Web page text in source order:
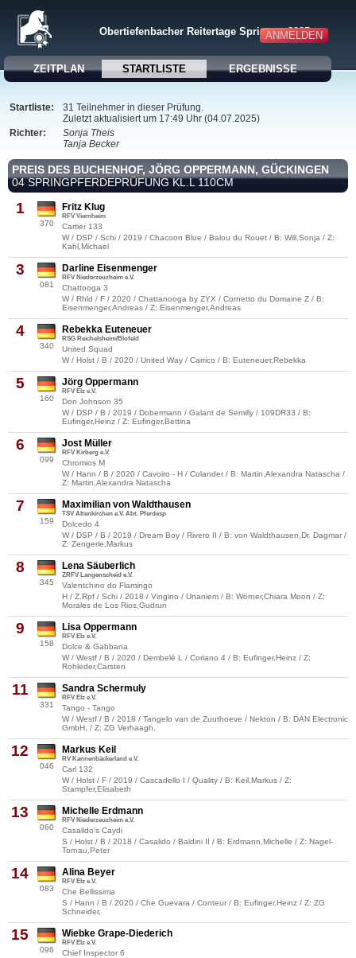
ANMELDEN
Obertiefenbacher Reitertage Springen 2025
ZEITPLAN STARTLISTE ERGEBNISSE
Startliste:
31 Teilnehmer in dieser Prüfung.
Zuletzt aktualisiert um 17:49 Uhr (04.07.2025)
Richter:
Sonja Theis
Tanja Becker
PREIS DES BUCHENHOF, JÖRG OPPERMANN, GÜCKINGEN
04 SPRINGPFERDEPRÜFUNG KL.L 110CM
1
370
Fritz Klug
RFV Viernheim
Cartier 133
W / DSP / Schi / 2019 / Chacoon Blue / Balou du Rouet / B: Will,Sonja / Z:
Kahl,Michael
3
081
Darline Eisenmenger
RFV Niederzeuzheim e.V.
Chattooga 3
W / Rhld / F / 2020 / Chattanooga by ZYX / Cornetto du Domaine Z / B:
Eisenmenger,Andreas / Z: Eisenmenger,Andreas
4
340
Rebekka Euteneuer
RSG Reichelsheim/Blofeld
United Squad
W / Holst / B / 2020 / United Way / Carrico / B: Euteneuer,Rebekka
5
160
Jörg Oppermann
RFV Elz e.V.
Don Johnson 35
W / DSP / B / 2019 / Dobermann / Galant de Semilly / 109DR33 / B:
Eufinger,Heinz / Z: Eufinger,Bettina
6
099
Jost Müller
RFV Kirberg e.V.
Chromios M
W / Hann / B / 2020 / Cavoiro - H / Colander / B: Martin,Alexandra Natascha /
Z: Martin,Alexandra Natascha
7
159
Maximilian von Waldthausen
TSV Altenkirchen e.V. Abt. Pferdesp
Dolcedo 4
W / DSP / B / 2019 / Dream Boy / Rivero II / B: von Waldthausen,Dr. Dagmar /
Z: Zengerle,Markus
8
345
Lena Säuberlich
ZRFV Langenscheid e.V.
Valentchino do Flamingo
H / Z.Rpf / Schi / 2018 / Vingino / Unaniem / B: Wörner,Chiara Moon / Z:
Morales de Los Rios,Gudrun
9
158
Lisa Oppermann
RFV Elz e.V.
Dolce & Gabbana
W / Westf / B / 2020 / Dembelé L / Coriano 4 / B: Eufinger,Heinz / Z:
Rohleder,Carsten
11
331
Sandra Schermuly
RFV Elz e.V.
Tango - Tango
W / Westf / B / 2018 / Tangelo van de Zuuthoeve / Nekton / B: DAN Electronic
GmbH, / Z: ZG Verhaagh,
12
046
Markus Keil
RV Kannenbäckerland e.V.
Carl 132
W / Holst / F / 2019 / Cascadello I / Quality / B: Keil,Markus / Z:
Stampfer,Elisabeth
13
060
Michelle Erdmann
RFV Niederzeuzheim e.V.
Casalido's Caydi
S / Holst / B / 2018 / Casalido / Baldini II / B: Erdmann,Michelle / Z: Nagel-
Tornau,Peter
14
083
Alina Beyer
RFV Elz e.V.
Che Bellissima
S / Hann / B / 2020 / Che Guevara / Conteur / B: Eufinger,Heinz / Z: ZG
Schneider,
15
096
Wiebke Grape-Diederich
RFV Elz e.V.
Chief Inspector 6